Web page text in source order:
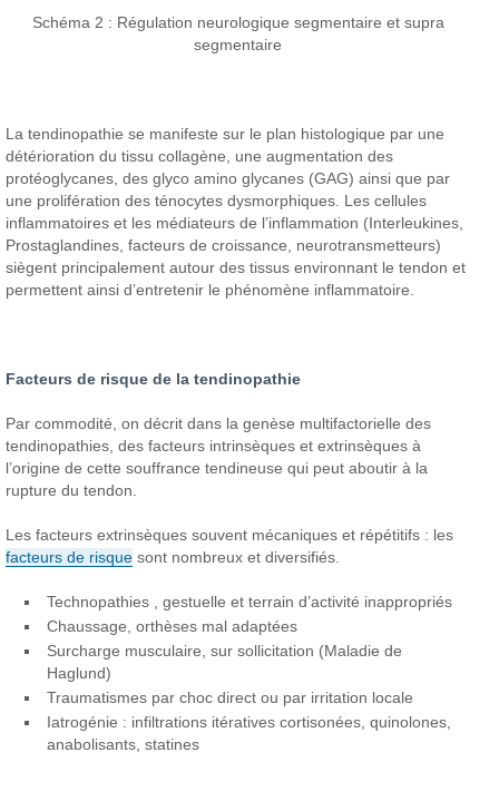
Schéma 2 : Régulation neurologique segmentaire et supra
segmentaire
La tendinopathie se manifeste sur le plan histologique par une
détérioration du tissu collagène, une augmentation des
protéoglycanes, des glyco amino glycanes (GAG) ainsi que par
une prolifération des ténocytes dysmorphiques. Les cellules
inflammatoires et les médiateurs de l’inflammation (Interleukines,
Prostaglandines, facteurs de croissance, neurotransmetteurs)
siègent principalement autour des tissus environnant le tendon et
permettent ainsi d’entretenir le phénomène inflammatoire.
Facteurs de risque de la tendinopathie
Par commodité, on décrit dans la genèse multifactorielle des
tendinopathies, des facteurs intrinsèques et extrinsèques à
l’origine de cette souffrance tendineuse qui peut aboutir à la
rupture du tendon.
Les facteurs extrinsèques souvent mécaniques et répétitifs : les
facteurs de risque sont nombreux et diversifiés.
Technopathies , gestuelle et terrain d’activité inappropriés
Chaussage, orthèses mal adaptées
Surcharge musculaire, sur sollicitation (Maladie de
Haglund)
Traumatismes par choc direct ou par irritation locale
Iatrogénie : infiltrations itératives cortisonées, quinolones,
anabolisants, statines